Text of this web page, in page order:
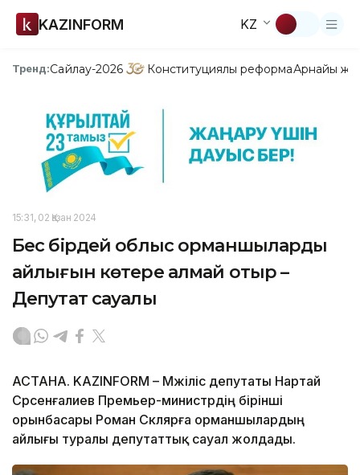
KAZINFORM KZ
Тренд:Сайлау-2026 Конституциялық реформаАрнайы
15:31, 02 Қазан 2024
Бес бірдей облыс орманшылардың
айлығын көтере алмай отыр –
Депутат сауалы
АСТАНА. KAZINFORM – Мәжіліс депутаты Нартай
Сәрсенғалиев Премьер-министрдің бірінші
орынбасары Роман Склярға орманшылардың
айлығы туралы депутаттық сауал жолдады.